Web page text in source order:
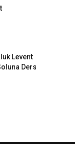
Levent
Ders